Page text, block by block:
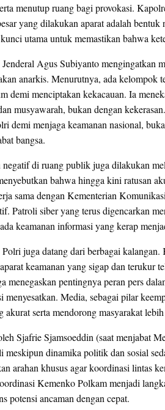
menutup ruang bagi provokasi.
yang dilakukan aparat adalah
utama untuk memastikan bahwa
Agus Subiyanto mengingatkan
anarkis. Menurutnya, ada kelompok
demi menciptakan kekacauan. Ia
musyawarah, bukan dengan
demi menjaga keamanan nasional,
bangsa.
negatif di ruang publik juga dilakukan
bahwa hingga kini ratusan
sama dengan Kementerian
Patroli siber yang terus digencarkan
keamanan informasi yang kerap
juga datang dari berbagai
keamanan yang sigap dan terukur
menegaskan pentingnya peran pers
Media, sebagai pilar
serta mendorong masyarakat
Sjafrie Sjamsoeddin (saat menjabat
meskipun dinamika politik dan sosial
arahan khusus agar koordinasi lintas
Kemenko Polkam menjadi
potensi ancaman dengan cepat.